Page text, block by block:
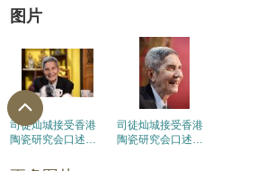
图片
司徒灿城接受香港
陶瓷研究会口述历
司徒灿城接受香港
陶瓷研究会口述历